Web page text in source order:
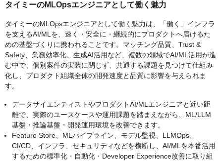
タイミーのMLOpsエンジニアとして働く魅力
タイミーのMLOpsエンジニアとして働く魅力は、「働く」インフラ
を支えるAI/MLを、速く・安全に・継続的にプロダクトへ届けるた
めの基盤づくりに携われることです。マッチング品質、Trust &
Safety、業務効率化、生成AI活用など、複数の領域でAI/ML活用が進
む中で、個別案件の実装に閉じず、共通する課題を見つけて仕組み
化し、プロダクト組織全体の開発速度と品質に影響を与えられま
す。
データサイエンティストやプロダクトAI/MLエンジニアと近い距
離で、実際のユースケースや運用課題を踏まえながら、ML/LLM
基盤・推論基盤・開発運用環境を改善できます。
Feature Store、MLパイプライン、モデル監視、LLMOps、
CI/CD、インフラ、セキュリティなどを横断し、AI/MLを本番活用
するための標準化・自動化・Developer Experience改善に取り組